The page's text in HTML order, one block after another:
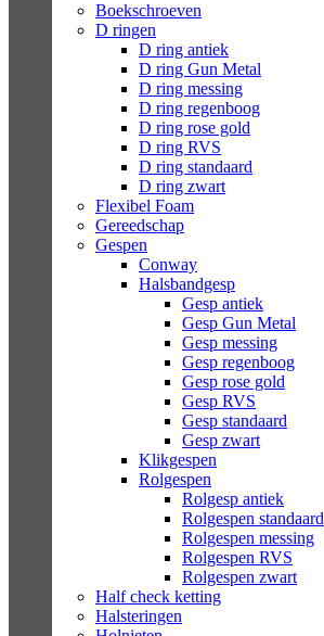
Boekschroeven
D ringen
D ring antiek
D ring Gun Metal
D ring messing
D ring regenboog
D ring rose gold
D ring RVS
D ring standaard
D ring zwart
Flexibel Foam
Gereedschap
Gespen
Conway
Halsbandgesp
Gesp antiek
Gesp Gun Metal
Gesp messing
Gesp regenboog
Gesp rose gold
Gesp RVS
Gesp standaard
Gesp zwart
Klikgespen
Rolgespen
Rolgesp antiek
Rolgespen standaard
Rolgespen messing
Rolgespen RVS
Rolgespen zwart
Half check ketting
Halsteringen